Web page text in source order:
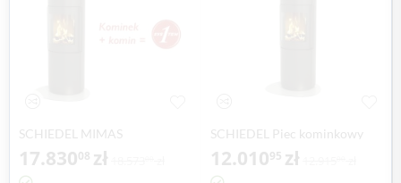
SCHIEDEL MIMAS
17.83008 zł
SCHIEDEL Piec kominkowy
MIMAS
12.01095 zł